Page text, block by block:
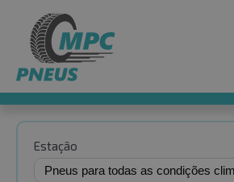
Estação